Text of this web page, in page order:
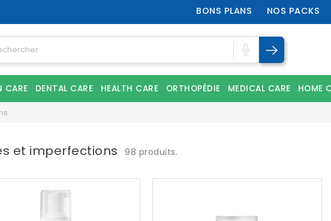
BONS PLANS NOS PACKS
CARE DENTAL CARE HEALTH CARE ORTHOPÉDIE MEDICAL CARE HOME
et imperfections 98 produits.